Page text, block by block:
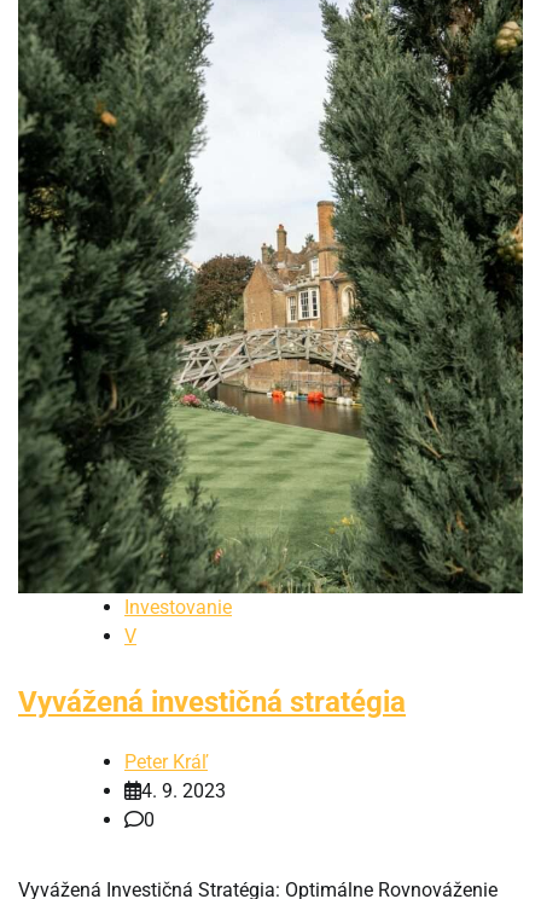
Investovanie
V
Vyvážená investičná stratégia
Peter Kráľ
4. 9. 2023
0
Vyvážená Investičná Stratégia: Optimálne Rovnováženie